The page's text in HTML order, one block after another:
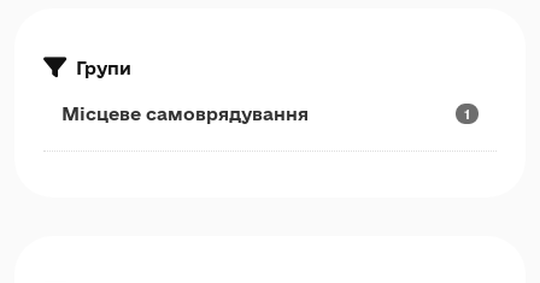
Групи
Місцеве самоврядування 1